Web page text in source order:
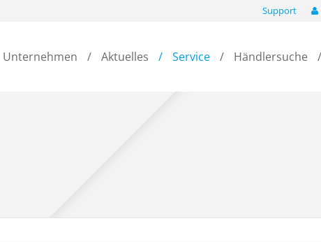
Support
Unternehmen Aktuelles Service Händlersuche